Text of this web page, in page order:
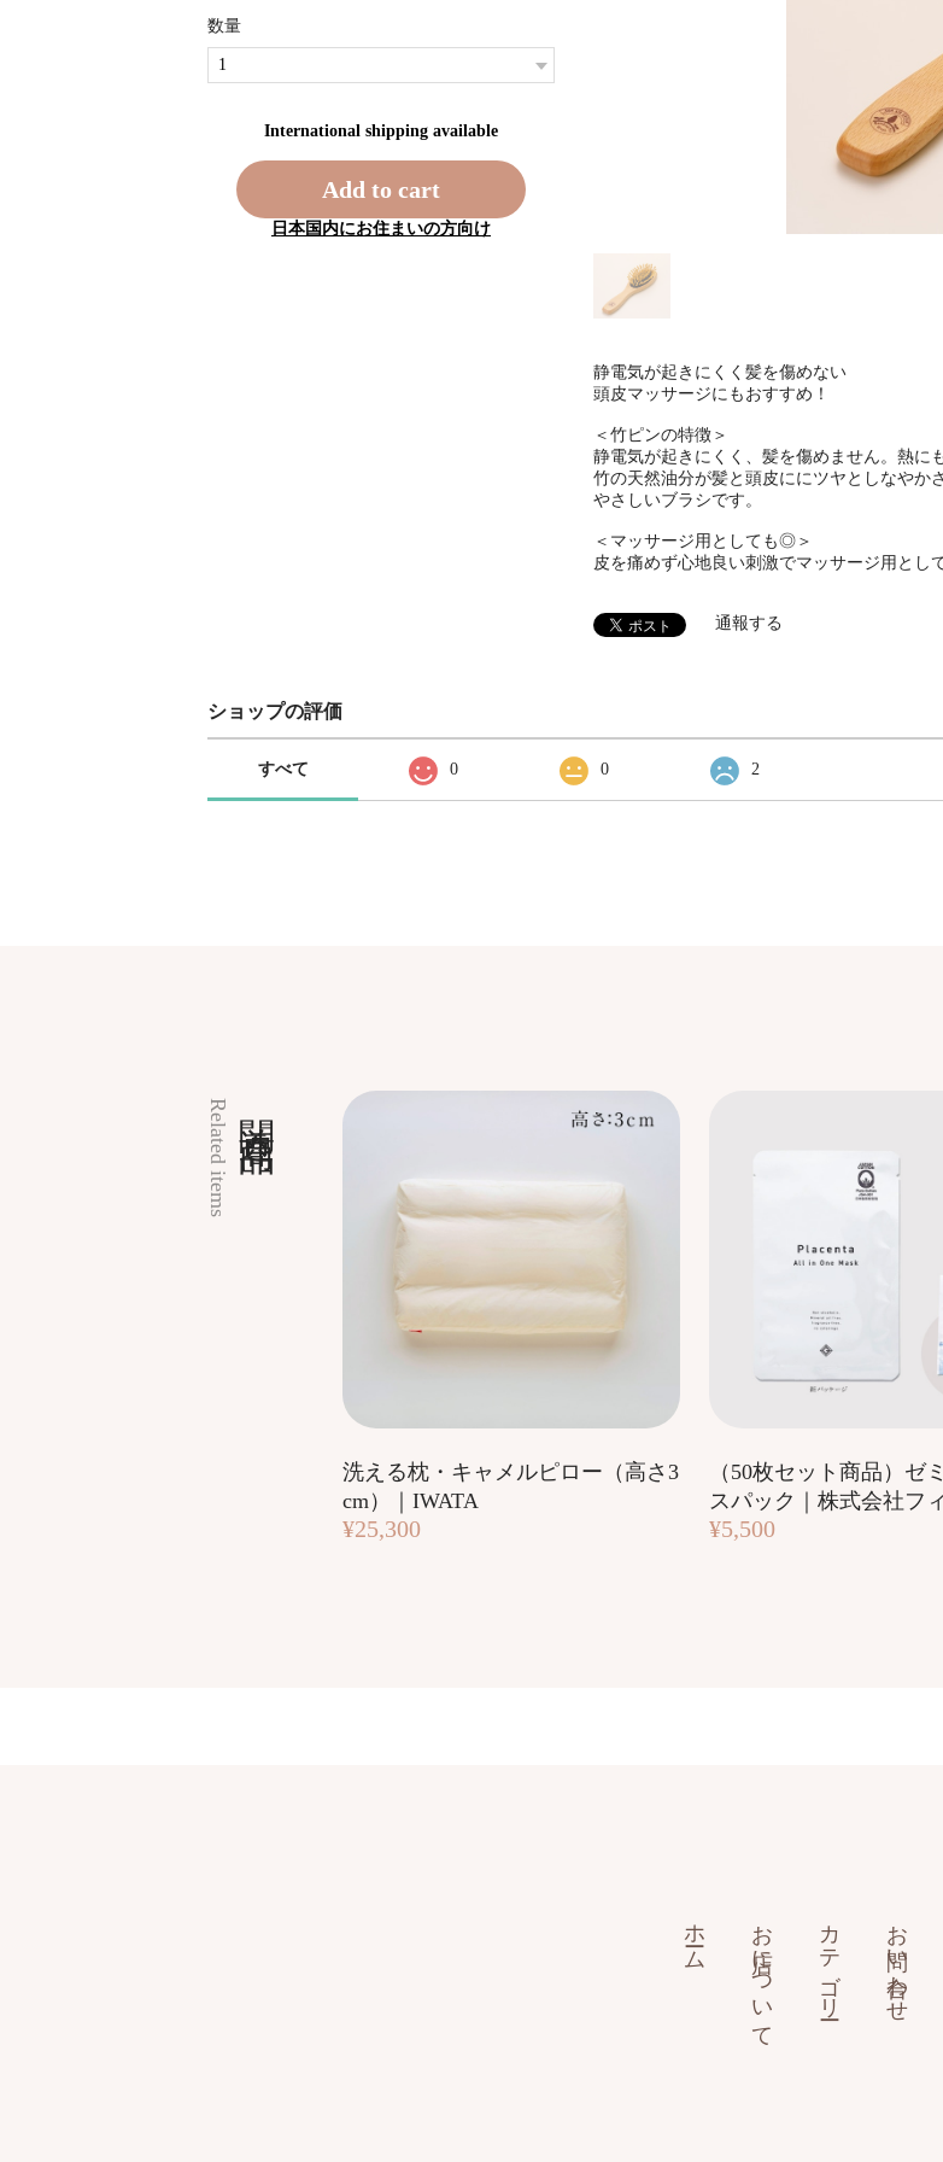
数量
International shipping available
Add to cart
日本国内にお住まいの方向け
静電気が起きにくく髪を傷めない
頭皮マッサージにもおすすめ！
＜竹ピンの特徴＞
静電気が起きにくく、髪を傷めません。熱に
竹の天然油分が髪と頭皮ににツヤとしなやか
やさしいブラシです。
＜マッサージ用としても◎＞
皮を痛めず心地良い刺激でマッサージ用とし
通報する
ショップの評価
すべて 0 0 2
Related items
洗える枕・キャメルピロー（高さ3
cm）｜IWATA
¥25,300
（50枚セット商品）ゼ
スパック｜株式会社フ
¥5,500
ホーム お店について カテゴリー お問い合わせ